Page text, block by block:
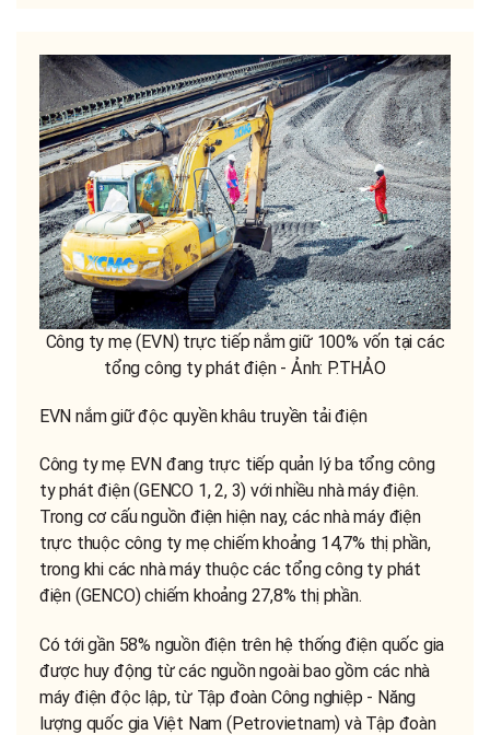
Công ty mẹ (EVN) trực tiếp nắm giữ 100% vốn tại các
tổng công ty phát điện - Ảnh: P.THẢO
EVN nắm giữ độc quyền khâu truyền tải điện
Công ty mẹ EVN đang trực tiếp quản lý ba tổng công
ty phát điện (GENCO 1, 2, 3) với nhiều nhà máy điện.
Trong cơ cấu nguồn điện hiện nay, các nhà máy điện
trực thuộc công ty mẹ chiếm khoảng 14,7% thị phần,
trong khi các nhà máy thuộc các tổng công ty phát
điện (GENCO) chiếm khoảng 27,8% thị phần.
Có tới gần 58% nguồn điện trên hệ thống điện quốc gia
được huy động từ các nguồn ngoài bao gồm các nhà
máy điện độc lập, từ Tập đoàn Công nghiệp - Năng
lượng quốc gia Việt Nam (Petrovietnam) và Tập đoàn